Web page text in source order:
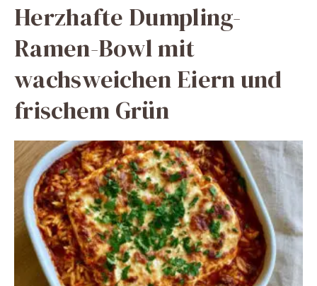
Herzhafte Dumpling-
Ramen-Bowl mit
wachsweichen Eiern und
frischem Grün